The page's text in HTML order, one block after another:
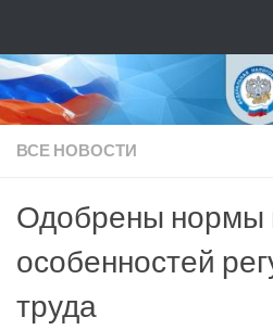
ВСЕ НОВОСТИ
Одобрены нормы
особенностей
труда